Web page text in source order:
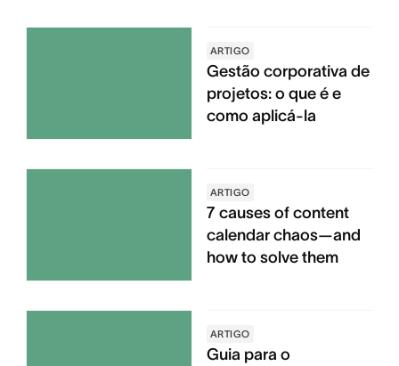
ARTIGO
Gestão corporativa de
projetos: o que é e
como aplicá-la
ARTIGO
7 causes of content
calendar chaos—and
how to solve them
ARTIGO
Guia para o